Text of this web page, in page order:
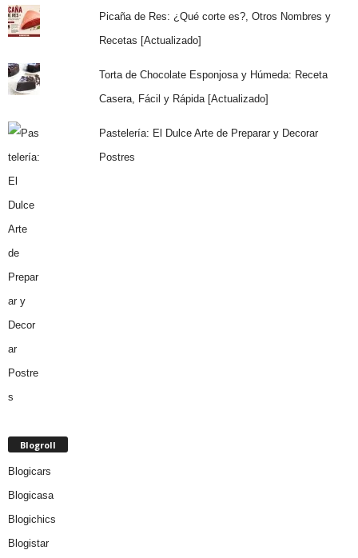
Picaña de Res: ¿Qué corte es?, Otros Nombres y
Recetas [Actualizado]
Torta de Chocolate Esponjosa y Húmeda: Receta
Casera, Fácil y Rápida [Actualizado]
Pastelería: El Dulce Arte de Preparar y Decorar
Postres
Blogroll
Blogicars
Blogicasa
Blogichics
Blogistar